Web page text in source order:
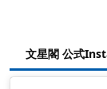
文星閣 公式